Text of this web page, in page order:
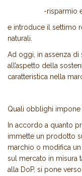
-risparmio
e introduce il settimo
naturali.
Ad oggi, in assenza
all’aspetto della
caratteristica nella
Quali obblighi impone
In accordo a quanto
immette un prodotto
marchio o modifica
sul mercato in misura
alla DoP, si pone